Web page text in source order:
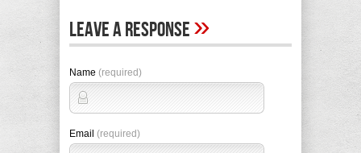
Leave A Response»
Name (required)
Email (required)